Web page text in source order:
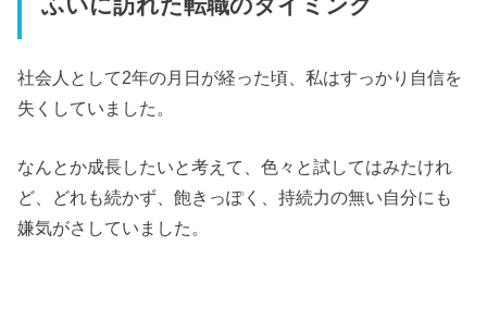
社会人として2年の月日が経った頃、私はすっかり自信を
失くしていました。
なんとか成長したいと考えて、色々と試してはみたけれ
ど、どれも続かず、飽きっぽく、持続力の無い自分にも
嫌気がさしていました。